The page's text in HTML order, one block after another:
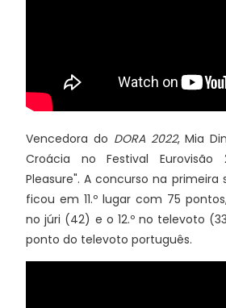
Vencedora do DORA 2022, Mia
Croácia no Festival Eurovisão
Pleasure". A concurso na
ficou em 11.º lugar com 75
no júri (42) e o 12.º no televoto
ponto do televoto português.